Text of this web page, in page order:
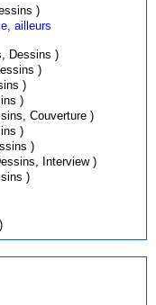
Dessins )
ailleurs
Textes, Dessins )
Dessins )
)
)
Dessins, Couverture )
)
Dessins )
Dessins, Interview )
)
)